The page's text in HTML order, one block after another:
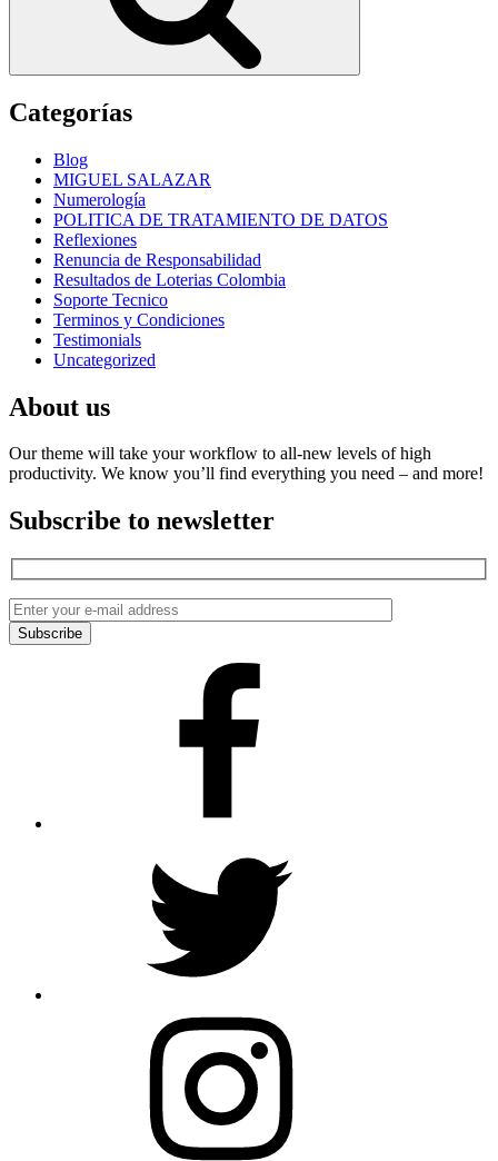
Categorías
Blog
MIGUEL SALAZAR
Numerología
POLITICA DE TRATAMIENTO DE DATOS
Reflexiones
Renuncia de Responsabilidad
Resultados de Loterias Colombia
Soporte Tecnico
Terminos y Condiciones
Testimonials
Uncategorized
About us
Our theme will take your workflow to all-new levels of high
productivity. We know you’ll find everything you need – and more!
Subscribe to newsletter